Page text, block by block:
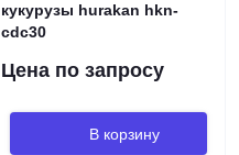
кукурузы hurakan hkn-
cdc30
Цена по запросу
В корзину